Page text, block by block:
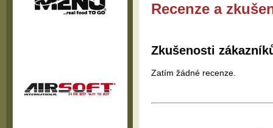
Recenze a
Zkušenosti
Zatím žádné recenze.